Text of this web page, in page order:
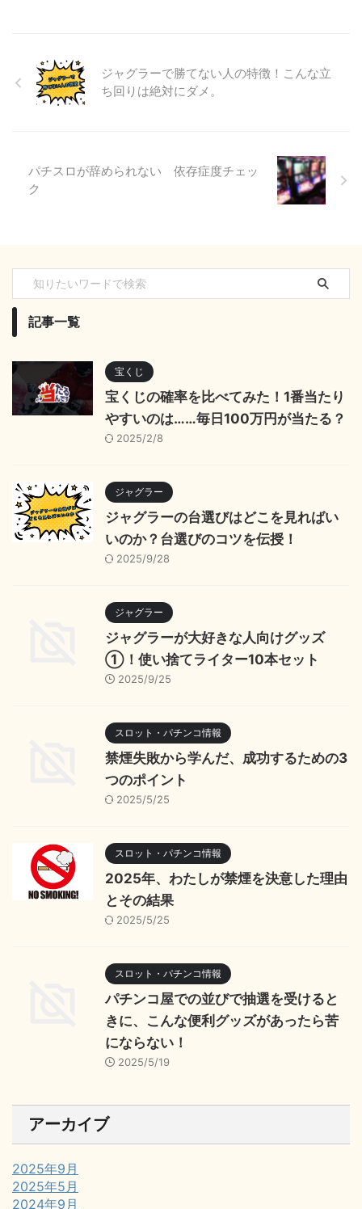
ジャグラーで勝てない人の特徴！こんな立
ち回りは絶対にダメ。
パチスロが辞められない 依存症度チェッ
ク
記事一覧
宝くじ
宝くじの確率を比べてみた！1番当たり
やすいのは……毎日100万円が当たる？
2025/2/8
ジャグラー
ジャグラーの台選びはどこを見ればい
いのか？台選びのコツを伝授！
2025/9/28
ジャグラー
ジャグラーが大好きな人向けグッズ
①！使い捨てライター10本セット
2025/9/25
スロット・パチンコ情報
禁煙失敗から学んだ、成功するための3
つのポイント
2025/5/25
スロット・パチンコ情報
2025年、わたしが禁煙を決意した理由
とその結果
2025/5/25
スロット・パチンコ情報
パチンコ屋での並びで抽選を受けると
きに、こんな便利グッズがあったら苦
にならない！
2025/5/19
アーカイブ
2025年9月
2025年5月
2024年9月